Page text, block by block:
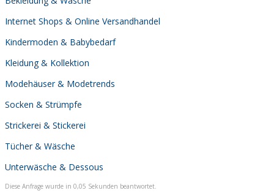
Internet Shops & Online Versandhandel
Kindermoden & Babybedarf
Kleidung & Kollektion
Modehäuser & Modetrends
Socken & Strümpfe
Strickerei & Stickerei
Tücher & Wäsche
Unterwäsche & Dessous
Diese Anfrage wurde in 0,05 Sekunden beantwortet.